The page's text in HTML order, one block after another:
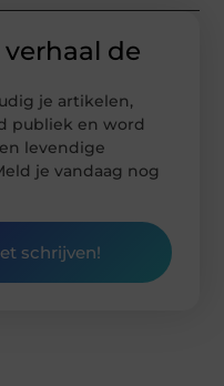
de
je artikelen,
publiek en word
levendige
je vandaag nog
schrijven!